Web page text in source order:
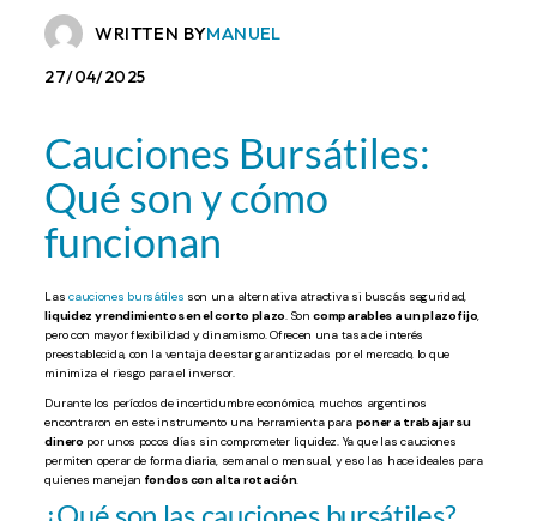
WRITTEN BYMANUEL
27/04/2025
Cauciones Bursátiles:
Qué son y cómo
funcionan
Lascauciones bursátiles son una alternativa atractiva si buscás seguridad,
liquidez y rendimientos en el corto plazo. Soncomparables a un plazo fijo,
pero con mayor flexibilidad y dinamismo. Ofrecen una tasa de interés
preestablecida, con la ventaja de estar garantizadas por el mercado, lo que
minimiza el riesgo para el inversor.
Durante los períodos de incertidumbre económica, muchos argentinos
encontraron en este instrumento una herramienta para poner a trabajar su
dinero por unos pocos días sin comprometer liquidez. Ya que las cauciones
permiten operar de forma diaria, semanal o mensual, y eso las hace ideales para
quienes manejan fondos con alta rotación.